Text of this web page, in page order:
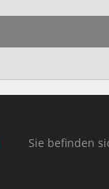
Sie befinden